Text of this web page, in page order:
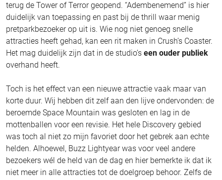
terug de Tower of Terror geopend. “Adembenemend” is hier
duidelijk van toepassing en past bij de thrill waar menig
pretparkbezoeker op uit is. Wie nog niet genoeg snelle
attracties heeft gehad, kan een rit maken in Crush’s Coaster.
Het mag duidelijk zijn dat in de studio’s een ouder publiek
overhand heeft.
Toch is het effect van een nieuwe attractie vaak maar van
korte duur. Wij hebben dit zelf aan den lijve ondervonden: de
beroemde Space Mountain was gesloten en lag in de
mottenballen voor een revisie. Het hele Discovery gebied
was toch al niet zo mijn favoriet door het gebrek aan echte
helden. Alhoewel, Buzz Lightyear was voor veel andere
bezoekers wél de held van de dag en hier bemerkte ik dat ik
niet meer in alle attracties tot de doelgroep behoor. Zelfs de